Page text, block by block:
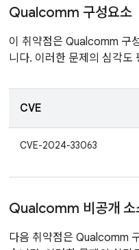
Qualcomm 구성요소
이 취약점은 Qualcomm 구
니다. 이러한 문제의 심각
CVE
CVE-2024-33063
Qualcomm 비공개 소
다음 취약점은 Qualcomm